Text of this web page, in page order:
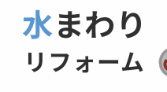
水まわり
リフォーム